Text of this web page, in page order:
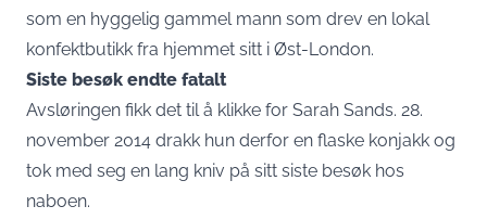
som en hyggelig gammel mann som drev en lokal
konfektbutikk fra hjemmet sitt i Øst-London.
Siste besøk endte fatalt
Avsløringen fikk det til å klikke for Sarah Sands. 28.
november 2014 drakk hun derfor en flaske konjakk og
tok med seg en lang kniv på sitt siste besøk hos
naboen.